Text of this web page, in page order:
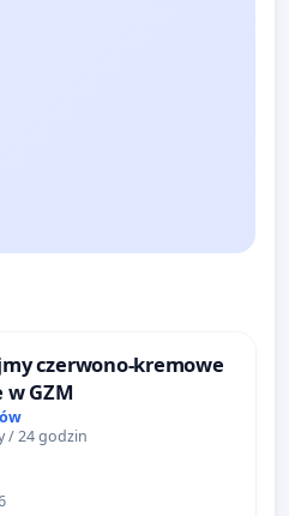
czerwono-kremowe
GZM
/ 24 godzin